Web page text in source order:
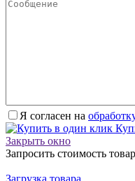
Я согласен на
Закрыть окно
Запросить стоимость